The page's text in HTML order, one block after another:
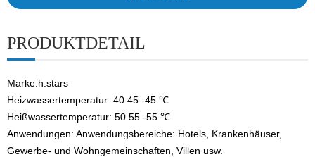
PRODUKTDETAIL
Marke:h.stars
Heizwassertemperatur: 40 45 -45 ℃
Heißwassertemperatur: 50 55 -55 ℃
Anwendungen: Anwendungsbereiche: Hotels, Krankenhäuser,
Gewerbe- und Wohngemeinschaften, Villen usw.